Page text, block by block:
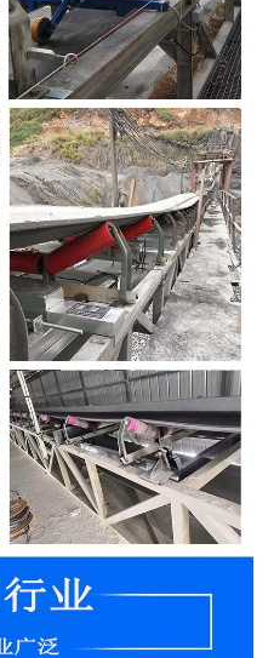
- LCS系列皮带配料秤
- LCS-L系列螺旋配料秤
- JCS系列减量秤
- 散装计量秤
电子汽车衡
输送提升设备
- 输送机
- Z字型提升机
- 绞龙
脉冲除尘器
称重配件